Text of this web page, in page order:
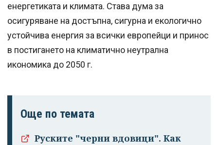
енергетиката и климата. Става дума за
осигуряване на достъпна, сигурна и екологично
устойчива енергия за всички европейци и принос
в постигането на климатично неутрална
икономика до 2050 г.
Още по темата
Руските "черни вдовици". Как